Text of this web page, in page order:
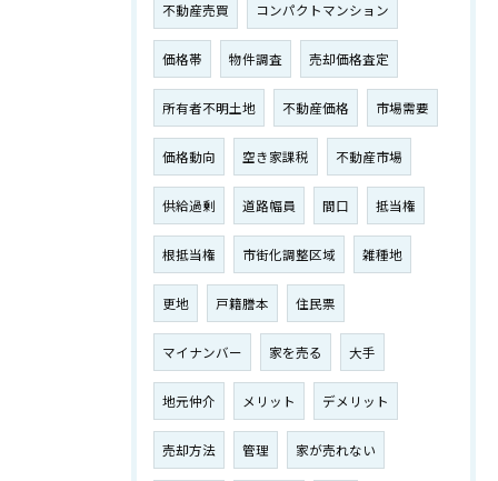
不動産売買 コンパクトマンション
価格帯 物件調査 売却価格査定
所有者不明土地 不動産価格 市場需要
価格動向 空き家課税 不動産市場
供給過剰 道路幅員 間口 抵当権
根抵当権 市街化調整区域 雑種地
更地 戸籍謄本 住民票
マイナンバー 家を売る 大手
地元仲介 メリット デメリット
売却方法 管理 家が売れない